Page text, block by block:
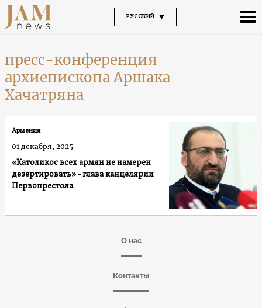
РУССКИЙ
пресс-конференция
архиепископа Аршака
Хачатряна
«Католикос всех армян не намерен
дезертировать» - глава канцелярии
Первопрестола
Армения
01 декабря, 2025
О нас
Контакты